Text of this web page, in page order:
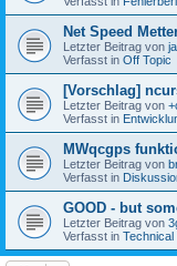
Net Speed
Letzter Beitrag von
Verfasst in Off Topic
[Vorschlag]
Letzter Beitrag von
Verfasst in
MWqcgps
Letzter Beitrag von
Verfasst in
GOOD - but
Letzter Beitrag von
Verfasst in Technical